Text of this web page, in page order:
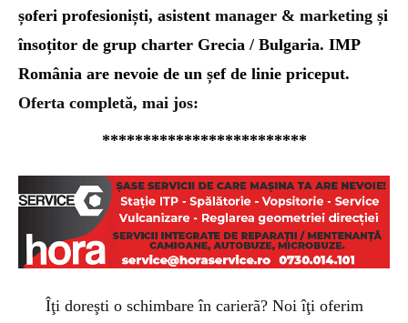
șoferi profesioniști, asistent manager & marketing și
însoțitor de grup charter Grecia / Bulgaria. IMP
România are nevoie de un șef de linie priceput.
Oferta completă, mai jos:
*************************
Îţi doreşti o schimbare în carierã? Noi îţi oferim